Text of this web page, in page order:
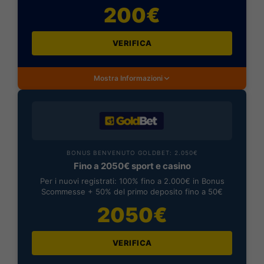
200€
VERIFICA
Mostra Informazioni
BONUS BENVENUTO GOLDBET: 2.050€
Fino a 2050€ sport e casino
Per i nuovi registrati: 100% fino a 2.000€ in Bonus
Scommesse + 50% del primo deposito fino a 50€
2050€
VERIFICA